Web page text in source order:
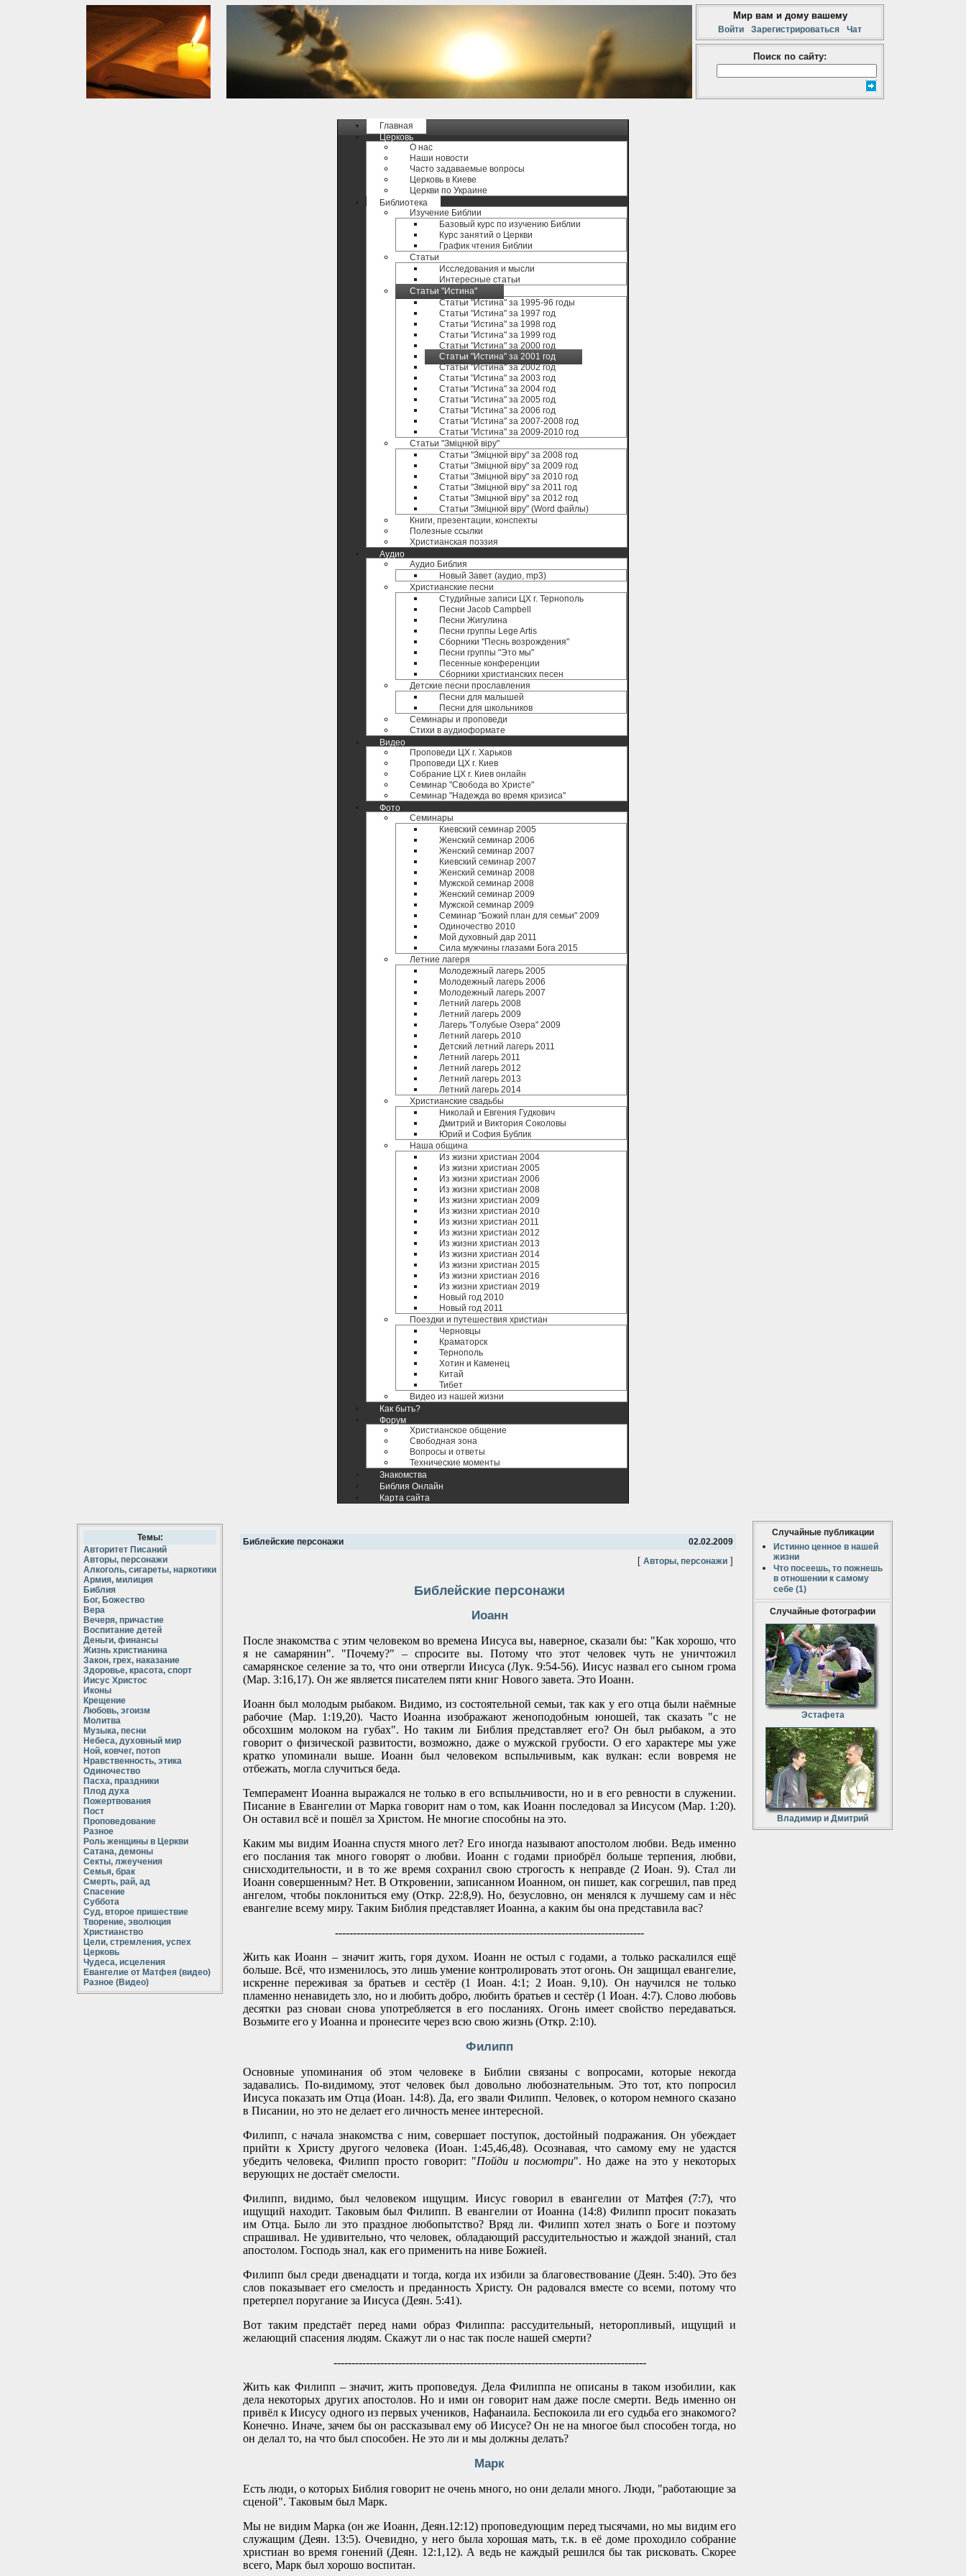
Мир вам и дому вашему
Войти Зарегистрироваться Чат
Поиск по сайту:
Главная
Церковь
О нас
Наши новости
Часто задаваемые вопросы
Церковь в Киеве
Церкви по Украине
Библиотека
Изучение Библии
Базовый курс по изучению Библии
Курс занятий о Церкви
График чтения Библии
Статьи
Исследования и мысли
Интересные статьи
Статьи "Истина"
Статьи "Истина" за 1995-96 годы
Статьи "Истина" за 1997 год
Статьи "Истина" за 1998 год
Статьи "Истина" за 1999 год
Статьи "Истина" за 2000 год
Статьи "Истина" за 2001 год
Статьи "Истина" за 2002 год
Статьи "Истина" за 2003 год
Статьи "Истина" за 2004 год
Статьи "Истина" за 2005 год
Статьи "Истина" за 2006 год
Статьи "Истина" за 2007-2008 год
Статьи "Истина" за 2009-2010 год
Статьи "Зміцнюй віру"
Статьи "Зміцнюй віру" за 2008 год
Статьи "Зміцнюй віру" за 2009 год
Статьи "Зміцнюй віру" за 2010 год
Статьи "Зміцнюй віру" за 2011 год
Статьи "Зміцнюй віру" за 2012 год
Статьи "Зміцнюй віру" (Word файлы)
Книги, презентации, конспекты
Полезные ccылки
Христианская поэзия
Аудио
Аудио Библия
Новый Завет (аудио, mp3)
Христианские песни
Студийные записи ЦХ г. Тернополь
Песни Jacob Campbell
Песни Жигулина
Песни группы Lege Artis
Сборники "Песнь возрождения"
Песни группы "Это мы"
Песенные конференции
Сборники христианских песен
Детские песни прославления
Песни для малышей
Песни для школьников
Семинары и проповеди
Стихи в аудиоформате
Видео
Проповеди ЦХ г. Харьков
Проповеди ЦХ г. Киев
Собрание ЦХ г. Киев онлайн
Семинар "Свобода во Христе"
Семинар "Надежда во время кризиса"
Фото
Семинары
Киевский семинар 2005
Женский семинар 2006
Женский семинар 2007
Киевский семинар 2007
Женский семинар 2008
Мужской семинар 2008
Женский семинар 2009
Мужской семинар 2009
Семинар "Божий план для семьи" 2009
Одиночество 2010
Мой духовный дар 2011
Сила мужчины глазами Бога 2015
Летние лагеря
Молодежный лагерь 2005
Молодежный лагерь 2006
Молодежный лагерь 2007
Летний лагерь 2008
Летний лагерь 2009
Лагерь "Голубые Озера" 2009
Летний лагерь 2010
Детский летний лагерь 2011
Летний лагерь 2011
Летний лагерь 2012
Летний лагерь 2013
Летний лагерь 2014
Христианские свадьбы
Николай и Евгения Гудкович
Дмитрий и Виктория Соколовы
Юрий и София Бублик
Наша община
Из жизни христиан 2004
Из жизни христиан 2005
Из жизни христиан 2006
Из жизни христиан 2008
Из жизни христиан 2009
Из жизни христиан 2010
Из жизни христиан 2011
Из жизни христиан 2012
Из жизни христиан 2013
Из жизни христиан 2014
Из жизни христиан 2015
Из жизни христиан 2016
Из жизни христиан 2019
Новый год 2010
Новый год 2011
Поездки и путешествия христиан
Черновцы
Краматорск
Тернополь
Хотин и Каменец
Китай
Тибет
Видео из нашей жизни
Как быть?
Форум
Христианское общение
Свободная зона
Вопросы и ответы
Технические моменты
Знакомства
Библия Онлайн
Карта сайта
Темы:
Авторитет Писаний
Авторы, персонажи
Алкоголь, сигареты, наркотики
Армия, милиция
Библия
Бог, Божество
Вера
Вечеря, причастие
Воспитание детей
Деньги, финансы
Жизнь христианина
Закон, грех, наказание
Здоровье, красота, спорт
Иисус Христос
Иконы
Крещение
Любовь, эгоизм
Молитва
Музыка, песни
Небеса, духовный мир
Ной, ковчег, потоп
Нравственность, этика
Одиночество
Пасха, праздники
Плод духа
Пожертвования
Пост
Проповедование
Разное
Роль женщины в Церкви
Сатана, демоны
Секты, лжеучения
Семья, брак
Смерть, рай, ад
Спасение
Суббота
Суд, второе пришествие
Творение, эволюция
Христианство
Цели, стремления, успех
Церковь
Чудеса, исцеления
Евангелие от Матфея (видео)
Разное (Видео)
Библейские персонажи 02.02.2009
[ Авторы, персонажи ]
Библейские персонажи
Иоанн
После знакомства с этим человеком во времена Иисуса вы, наверное, сказали бы: "Как хорошо, что
я не самарянин". "Почему?" – спросите вы. Потому что этот человек чуть не уничтожил
самарянское селение за то, что они отвергли Иисуса (Лук. 9:54-56). Иисус назвал его сыном грома
(Мар. 3:16,17). Он же является писателем пяти книг Нового завета. Это Иоанн.
Иоанн был молодым рыбаком. Видимо, из состоятельной семьи, так как у его отца были наёмные
рабочие (Мар. 1:19,20). Часто Иоанна изображают женоподобным юношей, так сказать "с не
обсохшим молоком на губах". Но таким ли Библия представляет его? Он был рыбаком, а это
говорит о физической развитости, возможно, даже о мужской грубости. О его характере мы уже
кратко упоминали выше. Иоанн был человеком вспыльчивым, как вулкан: если вовремя не
отбежать, могла случиться беда.
Темперамент Иоанна выражался не только в его вспыльчивости, но и в его ревности в служении.
Писание в Евангелии от Марка говорит нам о том, как Иоанн последовал за Иисусом (Мар. 1:20).
Он оставил всё и пошёл за Христом. Не многие способны на это.
Каким мы видим Иоанна спустя много лет? Его иногда называют апостолом любви. Ведь именно
его послания так много говорят о любви. Иоанн с годами приобрёл больше терпения, любви,
снисходительности, и в то же время сохранил свою строгость к неправде (2 Иоан. 9). Стал ли
Иоанн совершенным? Нет. В Откровении, записанном Иоанном, он пишет, как согрешил, пав пред
ангелом, чтобы поклониться ему (Откр. 22:8,9). Но, безусловно, он менялся к лучшему сам и нёс
евангелие всему миру. Таким Библия представляет Иоанна, а каким бы она представила вас?
--------------------------------------------------------------------------------------
Жить как Иоанн – значит жить, горя духом. Иоанн не остыл с годами, а только раскалился ещё
больше. Всё, что изменилось, это лишь умение контролировать этот огонь. Он защищал евангелие,
искренне переживая за братьев и сестёр (1 Иоан. 4:1; 2 Иоан. 9,10). Он научился не только
пламенно ненавидеть зло, но и любить добро, любить братьев и сестёр (1 Иоан. 4:7). Слово любовь
десятки раз сноваи снова употребляется в его посланиях. Огонь имеет свойство передаваться.
Возьмите его у Иоанна и пронесите через всю свою жизнь (Откр. 2:10).
Филипп
Основные упоминания об этом человеке в Библии связаны с вопросами, которые некогда
задавались. По-видимому, этот человек был довольно любознательным. Это тот, кто попросил
Иисуса показать им Отца (Иоан. 14:8). Да, его звали Филипп. Человек, о котором немного сказано
в Писании, но это не делает его личность менее интересной.
Филипп, с начала знакомства с ним, совершает поступок, достойный подражания. Он убеждает
прийти к Христу другого человека (Иоан. 1:45,46,48). Осознавая, что самому ему не удастся
убедить человека, Филипп просто говорит: "Пойди и посмотри". Но даже на это у некоторых
верующих не достаёт смелости.
Филипп, видимо, был человеком ищущим. Иисус говорил в евангелии от Матфея (7:7), что
ищущий находит. Таковым был Филипп. В евангелии от Иоанна (14:8) Филипп просит показать
им Отца. Было ли это праздное любопытство? Вряд ли. Филипп хотел знать о Боге и поэтому
спрашивал. Не удивительно, что человек, обладающий рассудительностью и жаждой знаний, стал
апостолом. Господь знал, как его применить на ниве Божией.
Филипп был среди двенадцати и тогда, когда их избили за благовествование (Деян. 5:40). Это без
слов показывает его смелость и преданность Христу. Он радовался вместе со всеми, потому что
претерпел поругание за Иисуса (Деян. 5:41).
Вот таким предстаёт перед нами образ Филиппа: рассудительный, неторопливый, ищущий и
желающий спасения людям. Скажут ли о нас так после нашей смерти?
---------------------------------------------------------------------------------------
Жить как Филипп – значит, жить проповедуя. Дела Филиппа не описаны в таком изобилии, как
дела некоторых других апостолов. Но и ими он говорит нам даже после смерти. Ведь именно он
привёл к Иисусу одного из первых учеников, Нафанаила. Беспокоила ли его судьба его знакомого?
Конечно. Иначе, зачем бы он рассказывал ему об Иисусе? Он не на многое был способен тогда, но
он делал то, на что был способен. Не это ли и мы должны делать?
Марк
Есть люди, о которых Библия говорит не очень много, но они делали много. Люди, "работающие за
сценой". Таковым был Марк.
Мы не видим Марка (он же Иоанн, Деян.12:12) проповедующим перед тысячами, но мы видим его
служащим (Деян. 13:5). Очевидно, у него была хорошая мать, т.к. в её доме проходило собрание
христиан во время гонений (Деян. 12:1,12). А ведь не каждый решился бы так рисковать. Скорее
всего, Марк был хорошо воспитан.
Случайные публикации
Истинно ценное в нашей
жизни
Что посеешь, то пожнешь
в отношении к самому
себе (1)
Случайные фотографии
Эстафета
Владимир и Дмитрий